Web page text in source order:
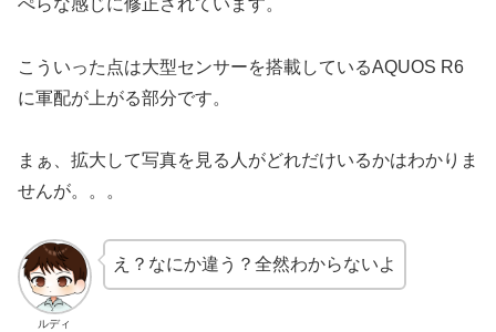
こういった点は大型センサーを搭載しているAQUOS R6
に軍配が上がる部分です。
まぁ、拡大して写真を見る人がどれだけいるかはわかりま
せんが。。。
ルディ
え？なにか違う？全然わからないよ